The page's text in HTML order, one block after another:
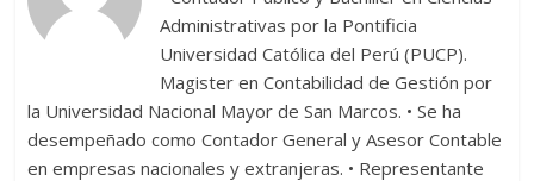
Administrativas por la Pontificia
Universidad Católica del Perú (PUCP).
Magister en Contabilidad de Gestión por
la Universidad Nacional Mayor de San Marcos. • Se ha
desempeñado como Contador General y Asesor Contable
en empresas nacionales y extranjeras. • Representante